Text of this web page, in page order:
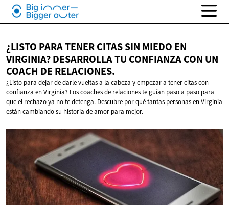
¿LISTO PARA TENER CITAS SIN MIEDO EN
VIRGINIA? DESARROLLA TU CONFIANZA CON UN
COACH DE RELACIONES.
¿Listo para dejar de darle vueltas a la cabeza y empezar a tener citas con
confianza en Virginia? Los coaches de relaciones te guían paso a paso para
que el rechazo ya no te detenga. Descubre por qué tantas personas en Virginia
están cambiando su historia de amor para mejor.